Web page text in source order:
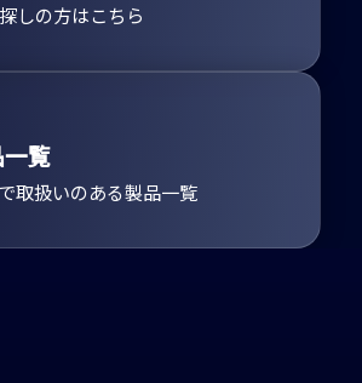
しの方はこちら
覧
取扱いのある製品一覧